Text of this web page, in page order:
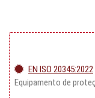
EN ISO 20345:2022
Equipamento de